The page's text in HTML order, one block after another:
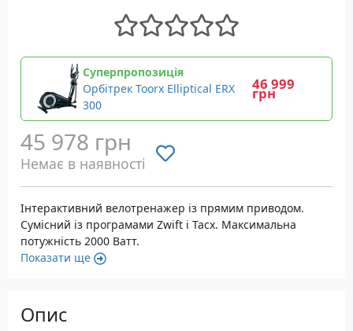
Суперпропозиція
Орбітрек Toorx Elliptical ERX
300
46 999
грн
45 978 грн
Немає в наявності
Інтерактивний велотренажер із прямим приводом.
Сумісний із програмами Zwift і Tacx. Максимальна
потужність 2000 Ватт.
Показати ще
Опис